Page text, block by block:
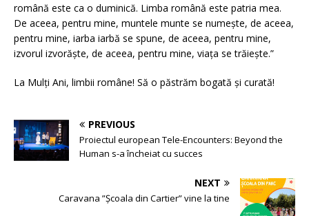
română este ca o duminică. Limba română este patria mea.
De aceea, pentru mine, muntele munte se numeşte, de aceea,
pentru mine, iarba iarbă se spune, de aceea, pentru mine,
izvorul izvorăşte, de aceea, pentru mine, viaţa se trăieşte.”
La Mulți Ani, limbii române! Să o păstrăm bogată și curată!
PREVIOUS
Proiectul european Tele-Encounters: Beyond the
Human s-a încheiat cu succes
NEXT
Caravana ”Școala din Cartier” vine la tine